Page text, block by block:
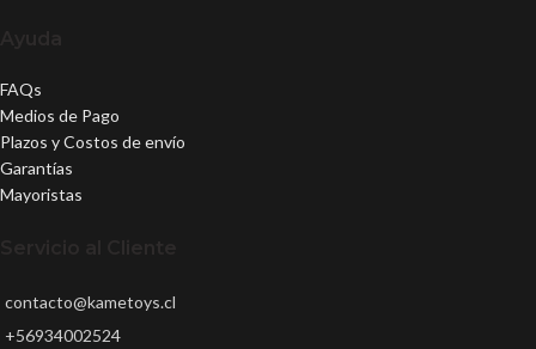
FAQs
Medios de Pago
Plazos y Costos de envío
Garantías
Mayoristas
contacto@kametoys.cl
+56934002524